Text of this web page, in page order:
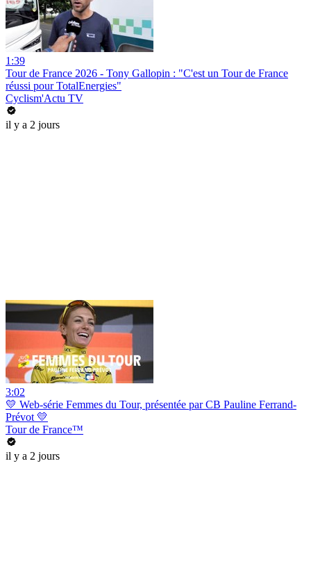
1:39
Tour de France 2026 - Tony Gallopin : "C'est un Tour de France
réussi pour TotalEnergies"
Cyclism'Actu TV
il y a 2 jours
3:02
💛 Web-série Femmes du Tour, présentée par CB Pauline Ferrand-
Prévot 💛
Tour de France™
il y a 2 jours